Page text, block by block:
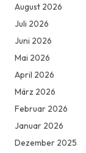
August 2026
Juli 2026
Juni 2026
Mai 2026
April 2026
März 2026
Februar 2026
Januar 2026
Dezember 2025